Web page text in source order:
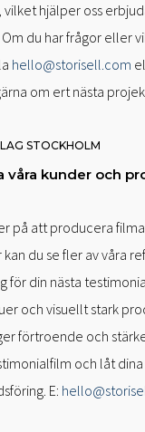
hjälper oss
du har frågor eller
hello@storisell.com
om ert nästa
STOCKHOLM
våra kunder och
på att producera
kan du se fler av våra
för din nästa
och visuellt stark
förtroende och
och låt
E: